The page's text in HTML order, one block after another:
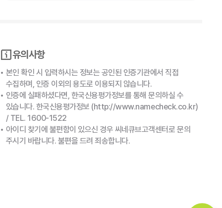
유의사항
본인 확인 시 입력하시는 정보는 공인된 인증기관에서 직접
수집하며, 인증 이외의 용도로 이용되지 않습니다.
인증에 실패하셨다면, 한국신용평가정보를 통해 문의하실 수
있습니다. 한국신용평가정보 (http://www.namecheck.co.kr)
/ TEL. 1600-1522
아이디 찾기에 불편함이 있으신 경우 씨네큐브고객센터로 문의
주시기 바랍니다. 불편을 드려 죄송합니다.
비회원으로 영화 예매하기